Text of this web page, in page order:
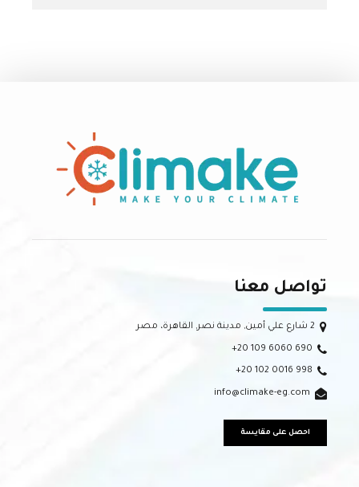
تواصل معنا
2 شارع علي أمين, مدينة نصر, القاهرة، مصر
+20 109 6060 690
+20 102 0016 998
info@climake-eg.com
احصل على مقايسة